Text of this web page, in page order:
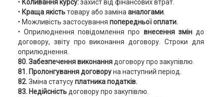
• Коливання курсу:захист від фінансових втрат.
• Краща якістьтовару або замінааналогами.
• Можливість застосування попередньої оплати.
• Оприлюднення повідомлення про внесення зміндо
договору, звіту про виконання договору. Строки для
оприлюднення.
80. Забезпечення виконаннядоговору про закупівлю.
81. Пролонгування договоруна наступний період.
82.Зміна статусуплатника податків.
83. Недійсністьдоговору про закупівлю.